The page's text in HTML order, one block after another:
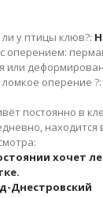
у птицы клюв?:
оперением:
или
оперение ?:
постоянно в
находится
хочет
Днестровский